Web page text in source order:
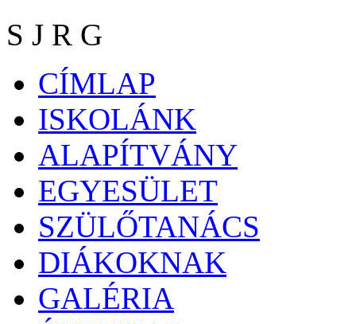
S J R G
CÍMLAP
ISKOLÁNK
ALAPÍTVÁNY
EGYESÜLET
SZÜLŐTANÁCS
DIÁKOKNAK
GALÉRIA